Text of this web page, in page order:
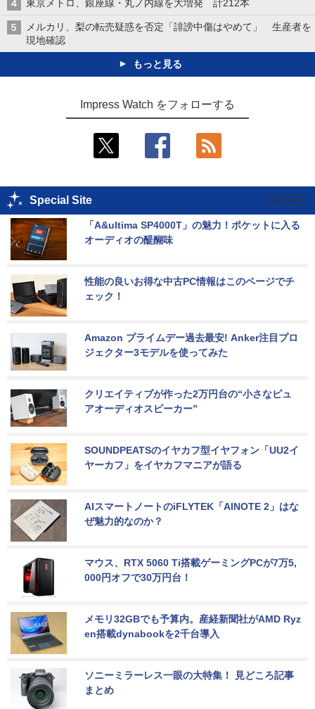
東京メトロ、銀座線・丸ノ内線を大増発 計212本
メルカリ、梨の転売疑惑を否定「誹謗中傷はやめて」 生産者を
現地確認
もっと見る
Impress Watch をフォローする
Special Site
「A&ultima SP4000T」の魅力！ポケットに入る
オーディオの醍醐味
性能の良いお得な中古PC情報はこのページでチ
ェック！
Amazon プライムデー過去最安! Anker注目プロ
ジェクター3モデルを使ってみた
クリエイティブが作った2万円台の“小さなピュ
アオーディオスピーカー”
SOUNDPEATSのイヤカフ型イヤフォン「UU2イ
ヤーカフ」をイヤカフマニアが語る
AIスマートノートのiFLYTEK「AINOTE 2」はな
ぜ魅力的なのか？
マウス、RTX 5060 Ti搭載ゲーミングPCが7万5,
000円オフで30万円台！
メモリ32GBでも予算内。産経新聞社がAMD Ryz
en搭載dynabookを2千台導入
ソニーミラーレス一眼の大特集！ 見どころ記事
まとめ